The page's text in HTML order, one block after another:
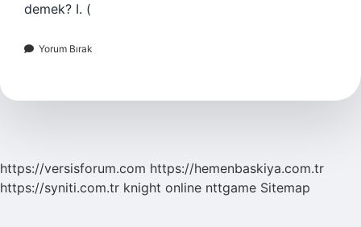
demek? I. (
Yorum Bırak
https://versisforum.com https://hemenbaskiya.com.tr
https://syniti.com.tr knight online nttgame Sitemap